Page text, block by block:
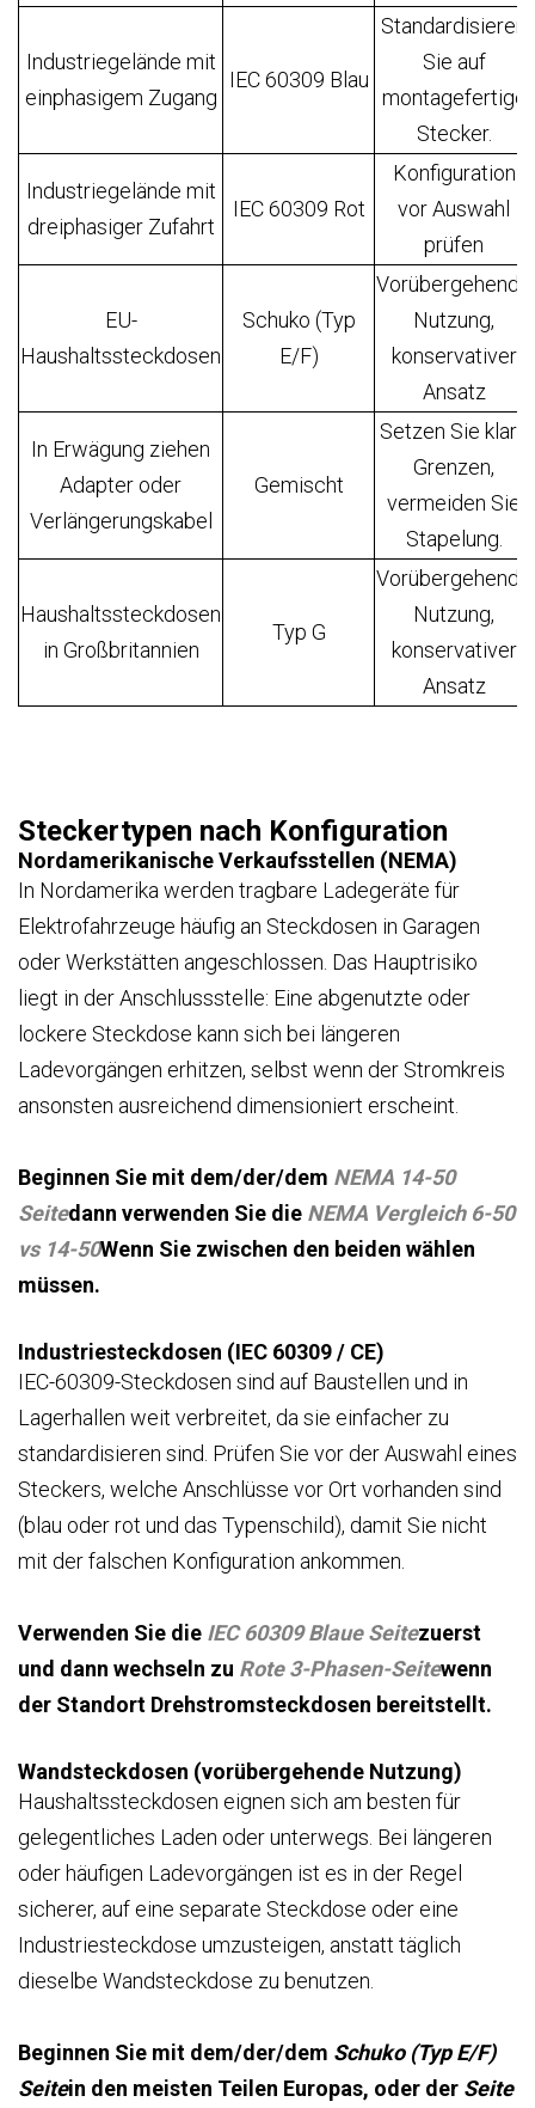
Industriegelände mit
einphasigem Zugang
IEC 60309 Blau
Standardisieren
Sie auf
montagefertige
Stecker.
Industriegelände mit
dreiphasiger Zufahrt
IEC 60309 Rot
Konfiguration
vor Auswahl
prüfen
EU-
Haushaltssteckdosen
Schuko (Typ
E/F)
Vorübergehende
Nutzung,
konservativer
Ansatz
In Erwägung ziehen
Adapter oder
Verlängerungskabel
Gemischt
Setzen Sie klare
Grenzen,
vermeiden Sie
Stapelung.
Haushaltssteckdosen
in Großbritannien
Typ G
Vorübergehende
Nutzung,
konservativer
Ansatz
Steckertypen nach Konfiguration
Nordamerikanische Verkaufsstellen (NEMA)
In Nordamerika werden tragbare Ladegeräte für
Elektrofahrzeuge häufig an Steckdosen in Garagen
oder Werkstätten angeschlossen. Das Hauptrisiko
liegt in der Anschlussstelle: Eine abgenutzte oder
lockere Steckdose kann sich bei längeren
Ladevorgängen erhitzen, selbst wenn der Stromkreis
ansonsten ausreichend dimensioniert erscheint.
Beginnen Sie mit dem/der/dem NEMA 14-50
Seitedann verwenden Sie die NEMA Vergleich 6-50
vs 14-50Wenn Sie zwischen den beiden wählen
müssen.
Industriesteckdosen (IEC 60309 / CE)
IEC-60309-Steckdosen sind auf Baustellen und in
Lagerhallen weit verbreitet, da sie einfacher zu
standardisieren sind. Prüfen Sie vor der Auswahl eines
Steckers, welche Anschlüsse vor Ort vorhanden sind
(blau oder rot und das Typenschild), damit Sie nicht
mit der falschen Konfiguration ankommen.
Verwenden Sie die IEC 60309 Blaue Seitezuerst
und dann wechseln zu Rote 3-Phasen-Seitewenn
der Standort Drehstromsteckdosen bereitstellt.
Wandsteckdosen (vorübergehende Nutzung)
Haushaltssteckdosen eignen sich am besten für
gelegentliches Laden oder unterwegs. Bei längeren
oder häufigen Ladevorgängen ist es in der Regel
sicherer, auf eine separate Steckdose oder eine
Industriesteckdose umzusteigen, anstatt täglich
dieselbe Wandsteckdose zu benutzen.
Beginnen Sie mit dem/der/dem Schuko (Typ E/F)
Seitein den meisten Teilen Europas, oder der Seite